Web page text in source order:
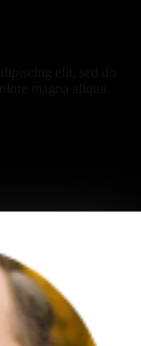
elit, sed do
magna aliqua.